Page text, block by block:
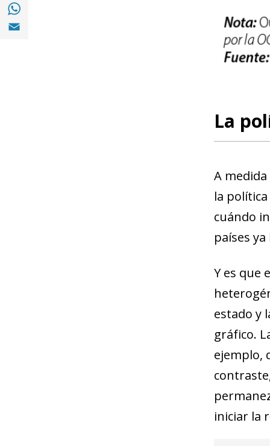
Compartir en with Whatsapp (opens in a
Compartir en Email (opens in a new
La
A
la
cuándo
países
Y es que
estado y
gráfico.
ejemplo,
iniciar la